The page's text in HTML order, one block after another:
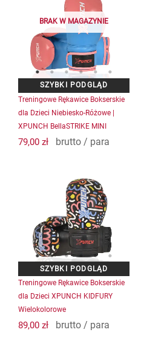
BRAK W MAGAZYNIE
Treningowe Rękawice Bokserskie
dla Dzieci Niebiesko-Różowe |
XPUNCH BellaSTRIKE MINI
79,00 zł brutto / para
Treningowe Rękawice Bokserskie
dla Dzieci XPUNCH KIDFURY
Wielokolorowe
89,00 zł brutto / para